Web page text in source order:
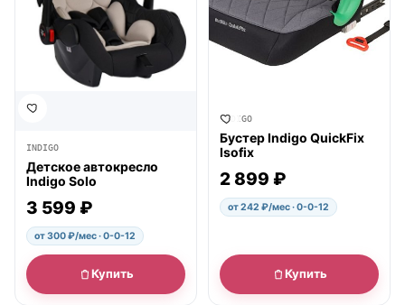
INDIGO
Детское автокресло
Indigo Solo
3 599 ₽
от 300 ₽/мес · 0-0-12
Купить
INDIGO
Бустер Indigo QuickFix
Isofix
2 899 ₽
от 242 ₽/мес · 0-0-12
Купить